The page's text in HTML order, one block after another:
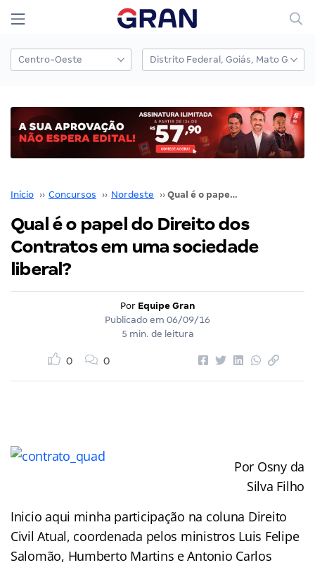
Início ›› Concursos ›› Nordeste ›› Qual é o papel do Direito dos Contratos em uma sociedade liberal?
Qual é o papel do Direito dos
Contratos em uma sociedade
liberal?
Por Equipe Gran
Publicado em 06/09/16
5 min. de leitura
0 0
Por Osny da
Silva Filho
Inicio aqui minha participação na coluna Direito
Civil Atual, coordenada pelos ministros Luis Felipe
Salomão, Humberto Martins e Antonio Carlos